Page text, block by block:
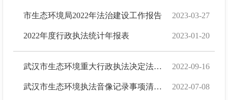
市生态环境局2022年法治建设工作报告 2023-03-27
2022年度行政执法统计年报表 2023-01-20
武汉市生态环境重大行政执法决定法制审核事项清单 2022-09-16
武汉市生态环境执法音像记录事项清单（试行） 2022-07-08